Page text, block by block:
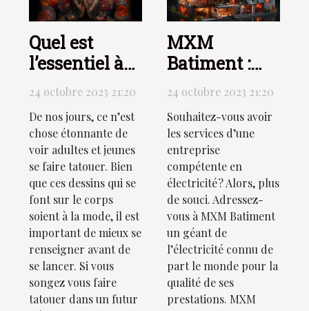
Quel est
l’essentiel à
connaître sur
le tatouage ?
24 octobre 2023 21:20
De nos jours, ce n’est
chose étonnante de
voir adultes et jeunes
se faire tatouer. Bien
que ces dessins qui se
font sur le corps
soient à la mode, il est
important de mieux se
renseigner avant de
se lancer. Si vous
songez vous faire
tatouer dans un futur
MXM
Batiment :
qu’est-ce que
c’est ?
24 octobre 2023 21:20
Souhaitez-vous avoir
les services d’une
entreprise
compétente en
électricité ? Alors, plus
de souci. Adressez-
vous à MXM Batiment
un géant de
l’électricité connu de
part le monde pour la
qualité de ses
prestations. MXM